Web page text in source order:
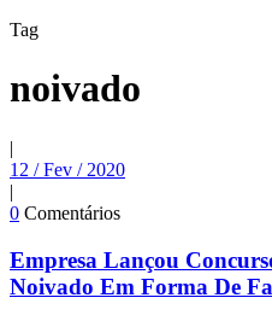
Tag
noivado
|
12 / Fev / 2020
|
0 Comentários
Empresa Lançou
Noivado Em Forma De